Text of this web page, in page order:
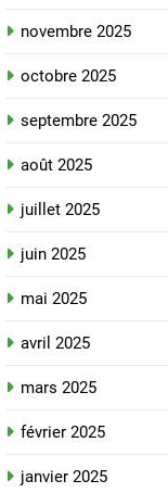
novembre 2025
octobre 2025
septembre 2025
août 2025
juillet 2025
juin 2025
mai 2025
avril 2025
mars 2025
février 2025
janvier 2025